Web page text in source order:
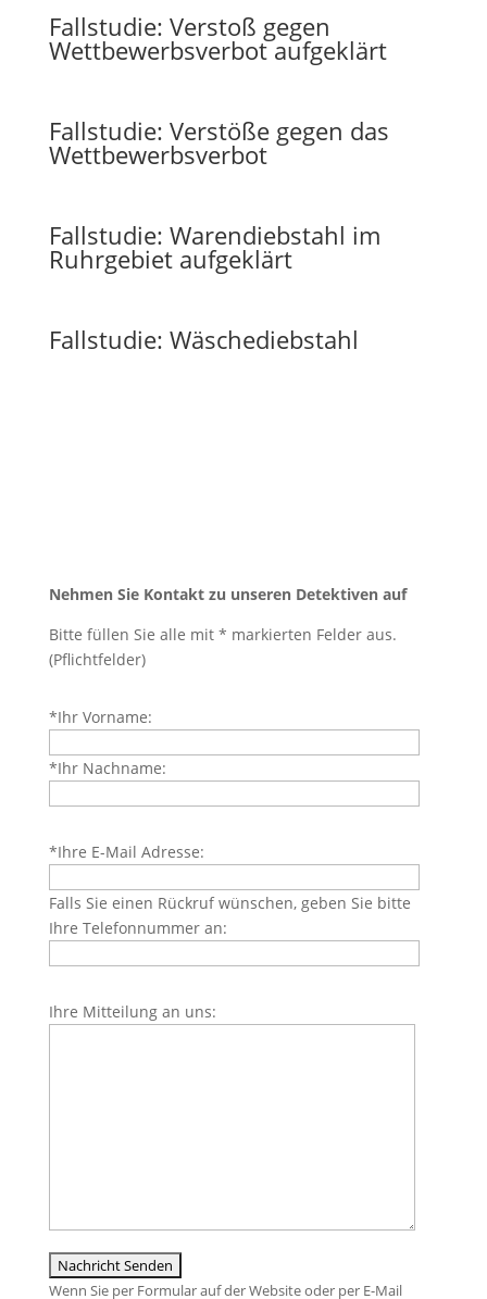
Fallstudie: Verstoß gegen
Wettbewerbsverbot aufgeklärt
Fallstudie: Verstöße gegen das
Wettbewerbsverbot
Fallstudie: Warendiebstahl im
Ruhrgebiet aufgeklärt
Fallstudie: Wäschediebstahl
Nehmen Sie Kontakt zu unseren Detektiven auf
Bitte füllen Sie alle mit * markierten Felder aus.
(Pflichtfelder)
lasse
dieses
Feld
leer.
*Ihr Vorname:
*Ihr Nachname:
lasse
dieses
Feld
leer.
*Ihre E-Mail Adresse:
Falls Sie einen Rückruf wünschen, geben Sie bitte
Ihre Telefonnummer an:
lasse
Ihre Mitteilung an uns:
Wenn Sie per Formular auf der Website oder per E-Mail